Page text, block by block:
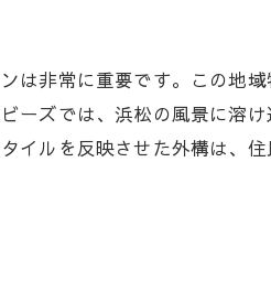
立を目指して
カスタムメイドの魅力
例紹介
ス提供
とエムビーズのサポート
は非常に重要です。この地
ーズでは、浜松の風景に溶
イルを反映させた外構は、